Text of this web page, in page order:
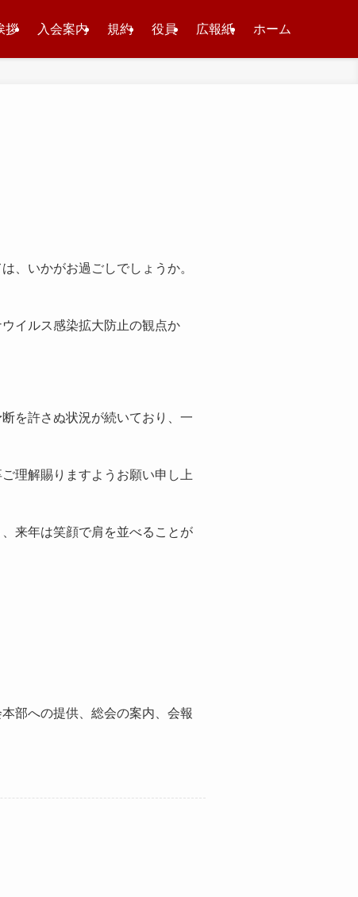
拶 入会案内 規約 役員 広報紙 ホーム
、いかがお過ごしでしょうか。
イルス感染拡大防止の観点か
を許さぬ状況が続いており、一
理解賜りますようお願い申し上
来年は笑顔で肩を並べることが
部への提供、総会の案内、会報